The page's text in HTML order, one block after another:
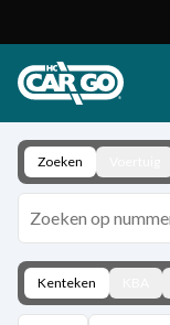
Download
ContactZoeken
Kenteken